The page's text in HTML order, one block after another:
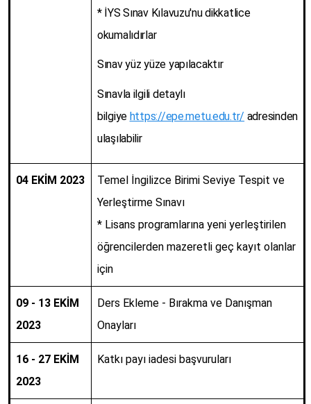
* İYS Sınav Kılavuzu'nu dikkatlice
okumalıdırlar
Sınav yüz yüze yapılacaktır
Sınavla ilgili detaylı
bilgiye https://epe.metu.edu.tr/ adresinden
ulaşılabilir
04 EKİM 2023
Temel İngilizce Birimi Seviye Tespit ve
Yerleştirme Sınavı
* Lisans programlarına yeni yerleştirilen
öğrencilerden mazeretli geç kayıt olanlar
için
09 - 13 EKİM
2023
Ders Ekleme - Bırakma ve Danışman
Onayları
16 - 27 EKİM
2023
Katkı payı iadesi başvuruları